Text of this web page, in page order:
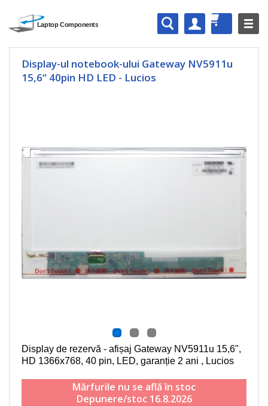
Display-ul notebook-ului Gateway NV5911u
15,6“ 40pin HD LED - Lucios
Display de rezervă - afișaj Gateway NV5911u 15,6",
HD 1366x768, 40 pin, LED, garanție 2 ani , Lucios
Mărfurile nu se află în stoc
Depunere/stoc 16.8.2026